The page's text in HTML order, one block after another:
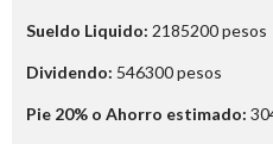
Sueldo Liquido: 2185200pesos
Dividendo: 546300pesos
Pie 20% o Ahorro estimado: